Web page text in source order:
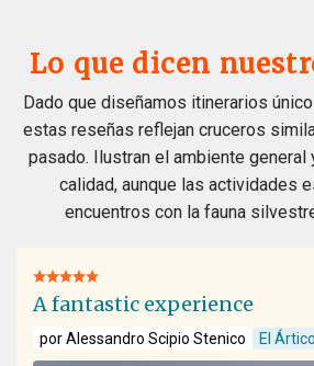
Lo que dicen
Dado que diseñamos itinerarios
estas reseñas reflejan cruceros
pasado. Ilustran el ambiente
calidad, aunque las actividades
encuentros con la fauna
A fantastic experience
por Alessandro Scipio Stenico El Ártico